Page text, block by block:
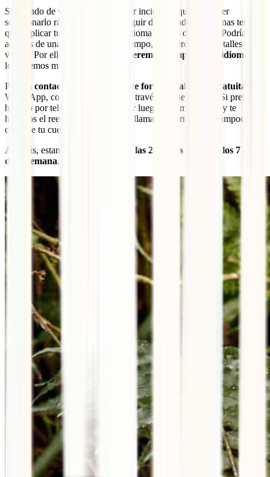
Si estando de viaje surge cualquier incidente, quieres poder
solucionarlo rápido para poder seguir disfrutando. ¿Imaginas tener
que explicar tus síntomas en un idioma que no dominas? Podría ser,
además de una gran pérdida de tiempo, una pérdida de detalles
vitales. Por ello, en IATI
te atenderemos siempre en tu idioma
lo ponemos muy fácil.
Puedes contactar con nosotros de forma totalmente gratuita
WhatsApp, correo electrónico o a través de nuestra
. Si prefieres
hacerlo por teléfono, haznos llegar luego el comprobante y te
haremos el reembolso para que la llamada internacional tampoco
corra de tu cuenta.
Además, estamos a tu disposición las 24 horas del día y los 7 días
de la semana.